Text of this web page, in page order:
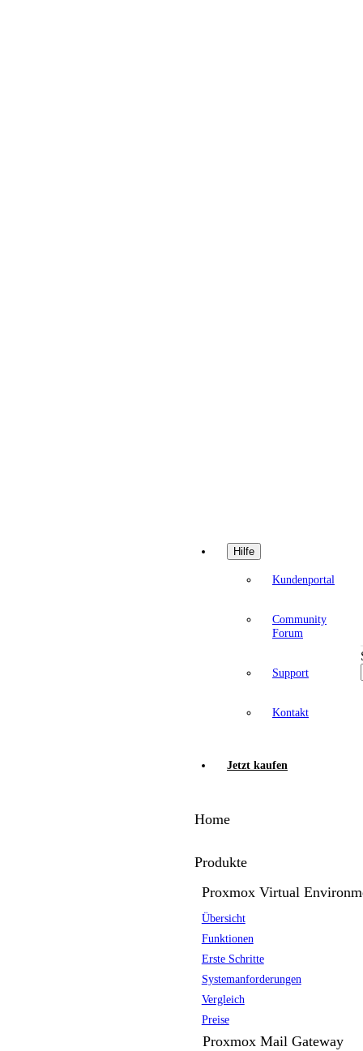
Hilfe
Kundenportal
Community
Forum
Support
Kontakt
Jetzt kaufen
Home
Produkte
Proxmox Virtual
Übersicht
Funktionen
Erste Schritte
Systemanforderungen
Vergleich
Preise
Proxmox Mail Gateway